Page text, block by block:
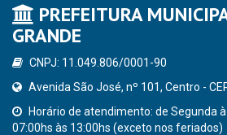
PREFEITURA
GRANDE
CNPJ: 11.049.806/0001-90
Avenida São José, nº 101, Centro -
Horário de atendimento: de Segunda
07:00hs às 13:00hs (exceto nos feriados)